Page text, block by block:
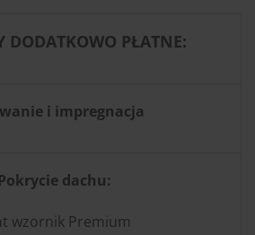
DODATKOWO PŁATNE:
i impregnacja
Pokrycie dachu:
wzornik Premium